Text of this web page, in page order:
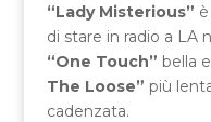
“Lady Misterious”
di stare in radio a LA
“One Touch” bella
The Loose” più
cadenzata.